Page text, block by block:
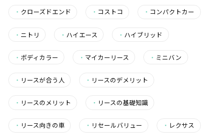
・ クローズドエンド ・ コストコ ・ コンパクトカー
・ ニトリ ・ ハイエース ・ ハイブリッド
・ ボディカラー ・ マイカーリース ・ ミニバン
・ リースが合う人 ・ リースのデメリット
・ リースのメリット ・ リースの基礎知識
・ リース向きの車 ・ リセールバリュー ・ レクサス